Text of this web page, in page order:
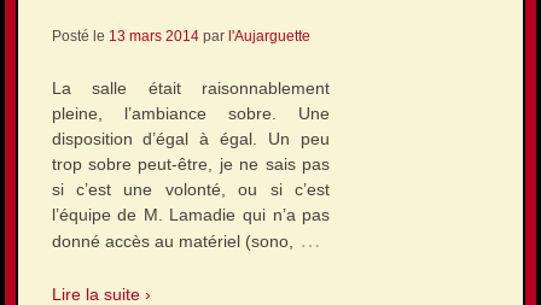
Posté le 13 mars 2014par l'Aujarguette
La salle était raisonnablement
pleine, l’ambiance sobre. Une
disposition d’égal à égal. Un peu
trop sobre peut-être, je ne sais pas
si c’est une volonté, ou si c’est
l’équipe de M. Lamadie qui n’a pas
donné accès au matériel (sono, …
Lire la suite ›